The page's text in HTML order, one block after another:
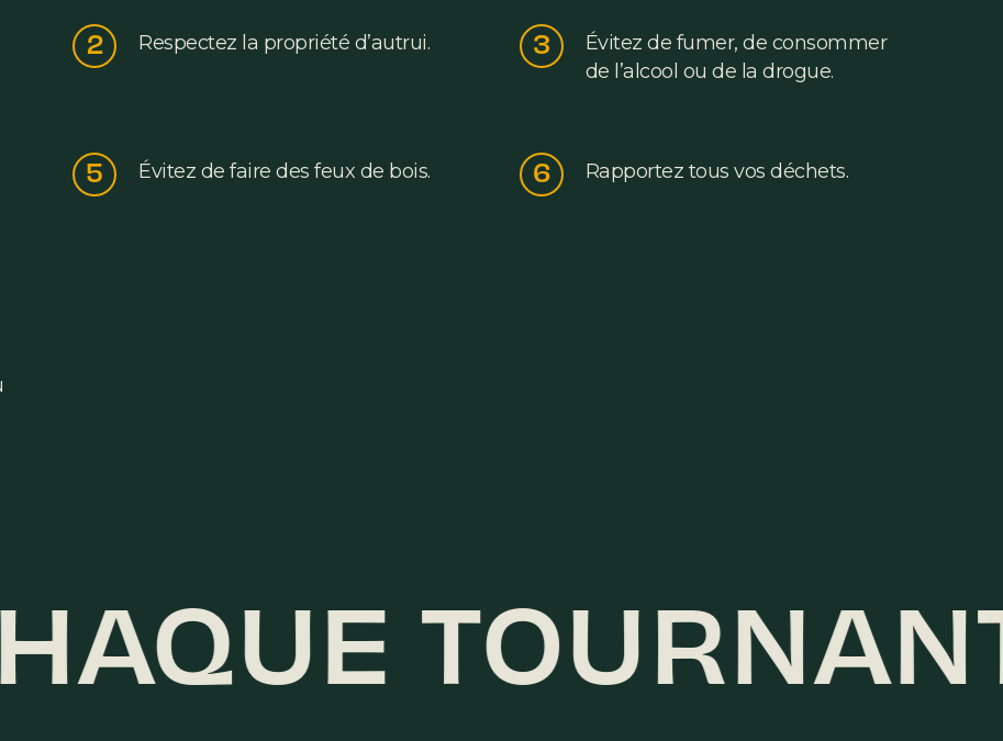
2 Respectez la propriété d’autrui. 3
Évitez de fumer, de consommer
de l’alcool ou de la drogue.
5 Évitez de faire des feux de bois. 6 Rapportez tous vos déchets.
TOURNANT